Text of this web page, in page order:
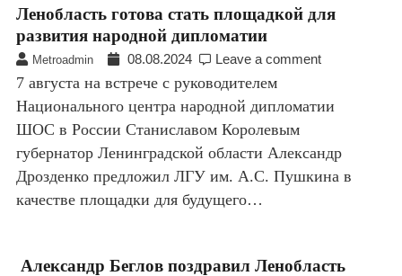
Ленобласть готова стать площадкой для
развития народной дипломатии
Metroadmin 08.08.2024 Leave a comment
7 августа на встрече с руководителем
Национального центра народной дипломатии
ШОС в России Станиславом Королевым
губернатор Ленинградской области Александр
Дрозденко предложил ЛГУ им. А.С. Пушкина в
качестве площадки для будущего…
Александр Беглов поздравил Ленобласть